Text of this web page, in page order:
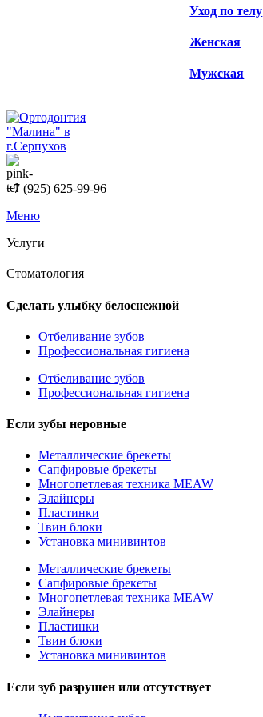
Уход по телу
Женская
Мужская
+7 (925) 625-99-96
Меню
Услуги
Стоматология
Сделать улыбку белоснежной
Отбеливание зубов
Профессиональная гигиена
Отбеливание зубов
Профессиональная гигиена
Если зубы неровные
Металлические брекеты
Сапфировые брекеты
Многопетлевая техника MEAW
Элайнеры
Пластинки
Твин блоки
Установка минивинтов
Металлические брекеты
Сапфировые брекеты
Многопетлевая техника MEAW
Элайнеры
Пластинки
Твин блоки
Установка минивинтов
Если зуб разрушен или отсутствует